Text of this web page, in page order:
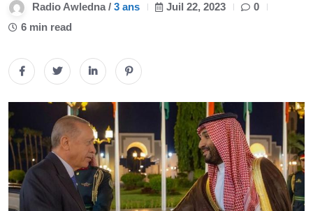
Radio Awledna / 3 ans Juil 22, 2023
0
6 min read